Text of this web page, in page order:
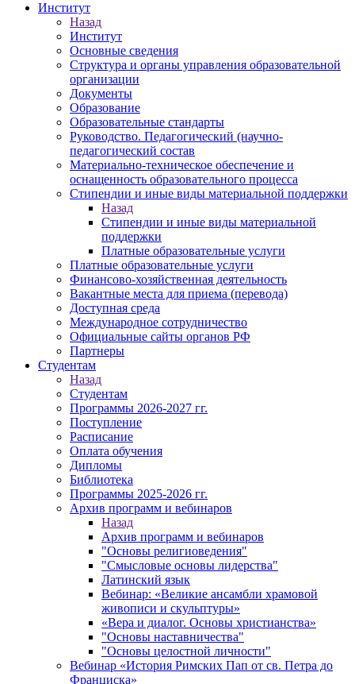
Институт
Назад
Институт
Основные сведения
Структура и органы управления образовательной
организации
Документы
Образование
Образовательные стандарты
Руководство. Педагогический (научно-
педагогический состав
Материально-техническое обеспечение и
оснащенность образовательного процесса
Стипендии и иные виды материальной поддержки
Назад
Стипендии и иные виды материальной
поддержки
Платные образовательные услуги
Платные образовательные услуги
Финансово-хозяйственная деятельность
Вакантные места для приема (перевода)
Доступная среда
Международное сотрудничество
Официальные сайты органов РФ
Партнеры
Студентам
Назад
Студентам
Программы 2026-2027 гг.
Поступление
Расписание
Оплата обучения
Дипломы
Библиотека
Программы 2025-2026 гг.
Архив программ и вебинаров
Назад
Архив программ и вебинаров
"Основы религиоведения"
"Смысловые основы лидерства"
Латинский язык
Вебинар: «Великие ансамбли храмовой
живописи и скульптуры»
«Вера и диалог. Основы христианства»
"Основы наставничества"
"Основы целостной личности"
Вебинар «История Римских Пап от св. Петра до
Франциска»